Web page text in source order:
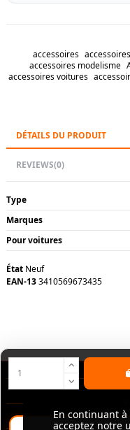
accessoires
accessoires modelisme
accessoires voitures
En continuant
acceptez notre
DÉTAILS DU PRODUIT
REVIEWS(0)
Type
Marques
Pour voitures
État Neuf
EAN-133410569673435
En continuant
acceptez notre